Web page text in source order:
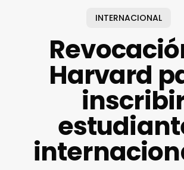
INTERNACIONAL
Harvard